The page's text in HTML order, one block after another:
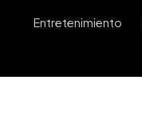
Entretenimiento